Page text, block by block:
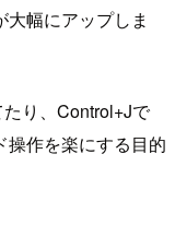
幅にアップしま
り、Control+Jで
操作を楽にする目的